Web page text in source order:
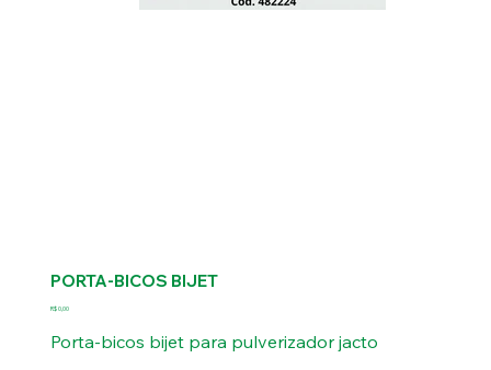
PORTA-BICOS BIJET
Preço
R$ 0,00
Porta-bicos bijet para pulverizador jacto